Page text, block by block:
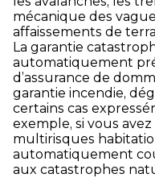
mécanique des
affaissements de
La garantie
automatiquement
d’assurance de
garantie incendie,
certains cas
exemple, si vous
multirisques
automatiquement
aux catastrophes